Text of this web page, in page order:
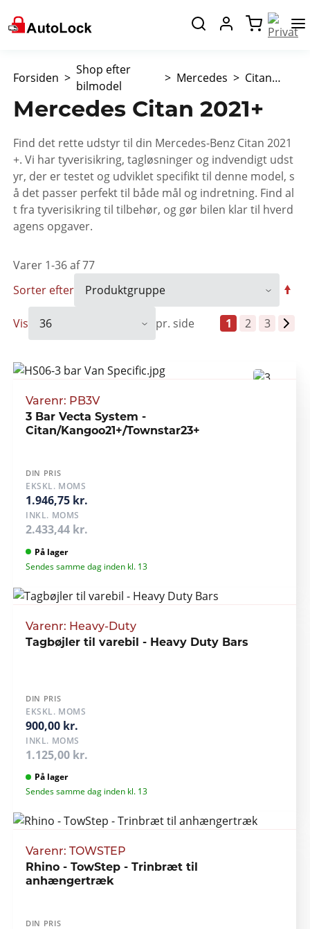
Forsiden
Shop efter
bilmodel
Mercedes
Citan
Mercedes Citan 2021+
Find det rette udstyr til din Mercedes-Benz Citan 2021
+. Vi har tyverisikring, tagløsninger og indvendigt udst
yr, der er testet og udviklet specifikt til denne model, s
å det passer perfekt til både mål og indretning. Find al
t fra tyverisikring til tilbehør, og gør bilen klar til hverd
agens opgaver.
Varer 1-36af77
1 2 3
Sorter efter
Vis pr. side
Varenr: PB3V
3 Bar Vecta System -
Citan/Kangoo21+/Townstar23+
DIN PRIS
EKSKL. MOMS
1.946,75 kr.
INKL. MOMS
2.433,44 kr.
På lager
Sendes samme dag inden kl. 13
Varenr: Heavy-Duty
Tagbøjler til varebil - Heavy Duty Bars
DIN PRIS
EKSKL. MOMS
900,00 kr.
INKL. MOMS
1.125,00 kr.
På lager
Sendes samme dag inden kl. 13
Varenr: TOWSTEP
Rhino - TowStep - Trinbræt til
anhængertræk
DIN PRIS